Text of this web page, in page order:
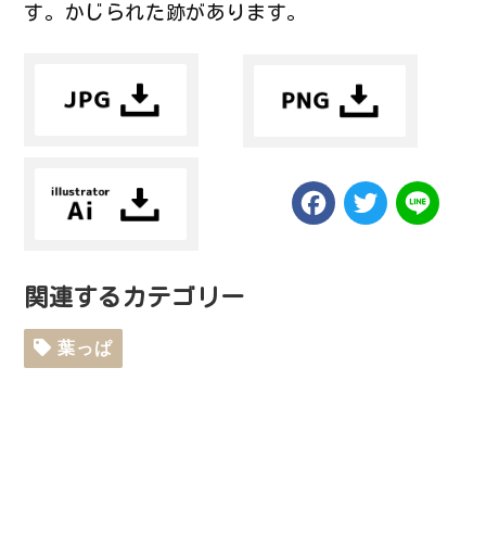
す。かじられた跡があります。
Facebook
関連するカテゴリー
葉っぱ